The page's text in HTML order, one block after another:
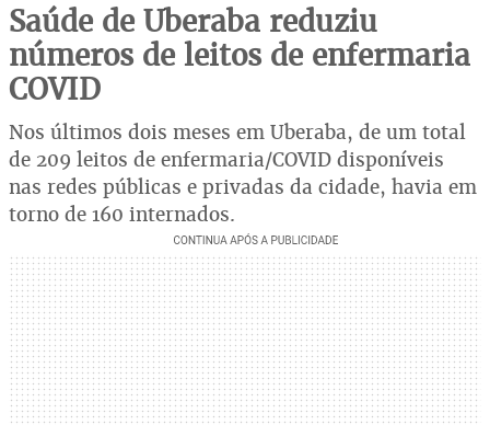
Saúde de Uberaba reduziu
números de leitos de enfermaria
COVID
Nos últimos dois meses em Uberaba, de um total
de 209 leitos de enfermaria/COVID disponíveis
nas redes públicas e privadas da cidade, havia em
torno de 160 internados.